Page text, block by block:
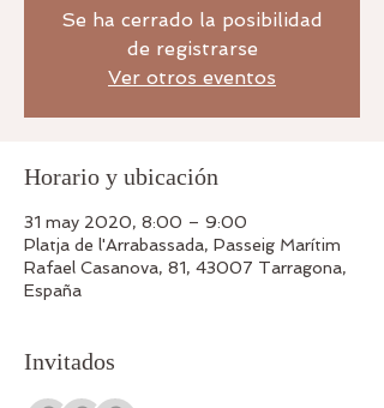
Se ha cerrado la posibilidad
de registrarse
Ver otros eventos
Horario y ubicación
31 may 2020, 8:00 – 9:00
Platja de l'Arrabassada, Passeig Marítim
Rafael Casanova, 81, 43007 Tarragona,
España
Invitados